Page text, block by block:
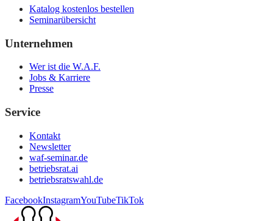
Katalog kostenlos bestellen
Seminarübersicht
Unternehmen
Wer ist die W.A.F.
Jobs & Karriere
Presse
Service
Kontakt
Newsletter
waf-seminar.de
betriebsrat.ai
betriebsratswahl.de
FacebookInstagramYouTubeTikTok